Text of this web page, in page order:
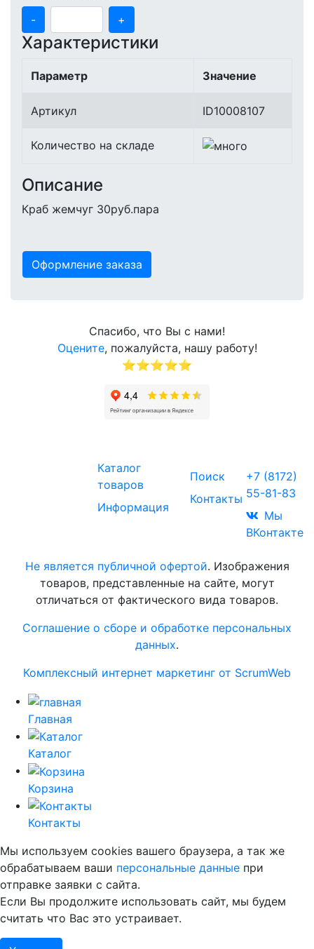
-
+
Характеристики
Параметр Значение
Артикул ID10008107
Количество на складе
Описание
Краб жемчуг 30руб.пара
Оформление заказа
Спасибо, что Вы с нами!
Оцените, пожалуйста, нашу работу!
⭐⭐⭐⭐⭐
Каталог
товаров
Информация
Поиск
Контакты
+7 (8172)
55-81-83
Мы
ВКонтакте
Не является публичной офертой. Изображения
товаров, представленные на сайте, могут
отличаться от фактического вида товаров.
Соглашение о сборе и обработке персональных
данных.
Комплексный интернет маркетинг от ScrumWeb
Главная
Каталог
Корзина
Контакты
Мы используем cookies вашего браузера, а так же
обрабатываем ваши персональные данные при
отправке заявки с сайта.
Если Вы продолжите использовать сайт, мы будем
считать что Вас это устраивает.